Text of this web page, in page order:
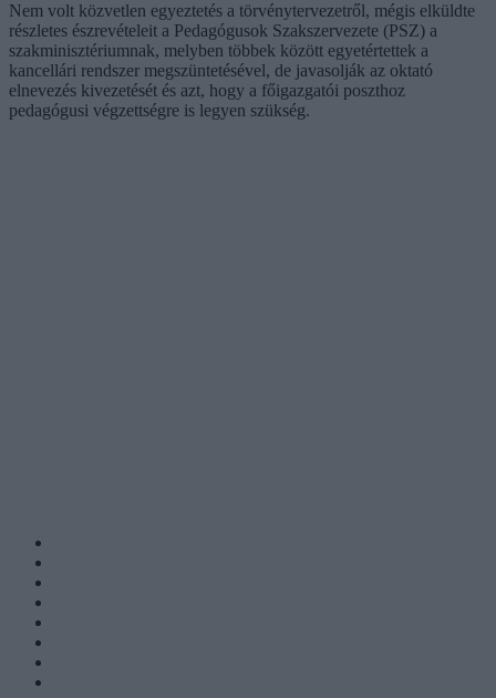
Nem volt közvetlen egyeztetés a törvénytervezetről, mégis elküldte
részletes észrevételeit a Pedagógusok Szakszervezete (PSZ) a
szakminisztériumnak, melyben többek között egyetértettek a
kancellári rendszer megszüntetésével, de javasolják az oktató
elnevezés kivezetését és azt, hogy a főigazgatói poszthoz
pedagógusi végzettségre is legyen szükség.